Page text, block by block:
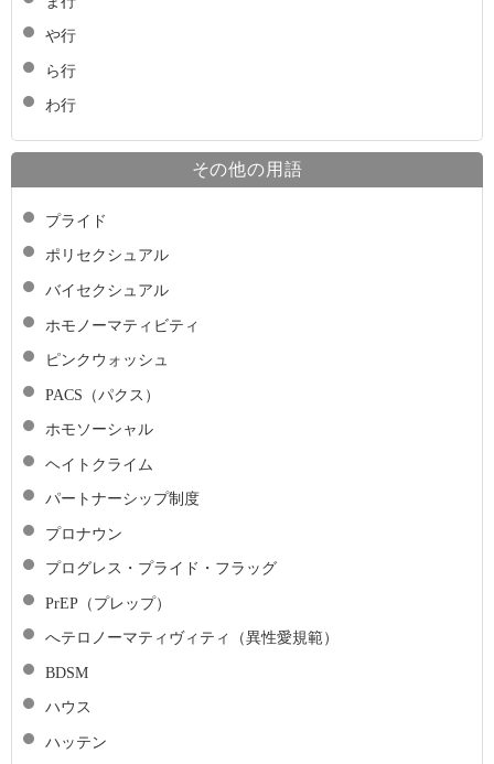
や行
ら行
わ行
その他の用語
プライド
ポリセクシュアル
バイセクシュアル
ホモノーマティビティ
ピンクウォッシュ
PACS（パクス）
ホモソーシャル
ヘイトクライム
パートナーシップ制度
プロナウン
プログレス・プライド・フラッグ
PrEP（プレップ）
へテロノーマティヴィティ（異性愛規範）
BDSM
ハウス
ハッテン